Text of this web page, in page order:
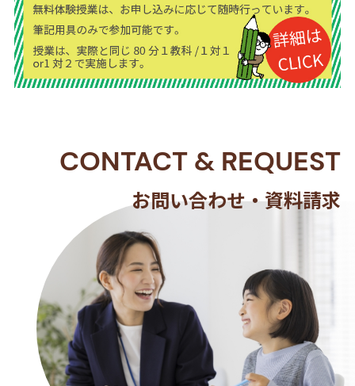
CONTACT & REQUEST
お問い合わせ・資料請求